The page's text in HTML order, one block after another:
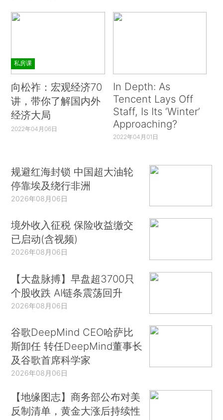
私房课
向松祚：宏观经济70
讲，带你了解国内外
经济大局
2022年04月06日
In Depth: As
Tencent Lays Off
Staff, Is Its ‘Winter’
Approaching?
2022年04月01日
规避红海封锁 中国超大油轮
停靠埃及绕行非洲
2026年08月06日
境外收入征税 保险收益缴交
已启动(含视频)
2026年08月06日
【大盘脉搏】早盘超3700只
个股收跌 AI链条震荡回升
2026年08月06日
谷歌DeepMind CEO哈萨比
斯卸任 转任DeepMind董事长
及谷歌首席科学家
2026年08月06日
【地缘图志】商务部公布对美
反制清单，黄金大涨后持续性